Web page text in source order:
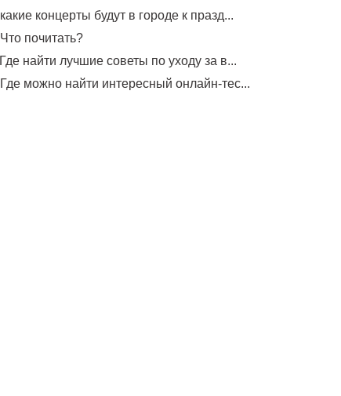
какие концерты будут в городе к празд...
Что почитать?
Где найти лучшие советы по уходу за в...
Где можно найти интересный онлайн-тес...